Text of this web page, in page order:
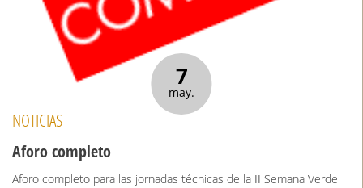
7
may.
NOTICIAS
Aforo completo
Aforo completo para las jornadas técnicas de la II Semana Verde